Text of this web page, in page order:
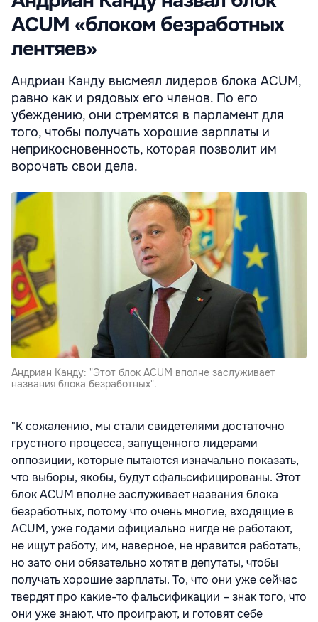
ACUM «блоком безработных
лентяев»
Андриан Канду высмеял лидеров блока ACUM,
равно как и рядовых его членов. По его
убеждению, они стремятся в парламент для
того, чтобы получать хорошие зарплаты и
неприкосновенность, которая позволит им
ворочать свои дела.
Андриан Канду: "Этот блок ACUM вполне заслуживает
названия блока безработных".
"К сожалению, мы стали свидетелями достаточно
грустного процесса, запущенного лидерами
оппозиции, которые пытаются изначально показать,
что выборы, якобы, будут сфальсифицированы. Этот
блок ACUM вполне заслуживает названия блока
безработных, потому что очень многие, входящие в
ACUM, уже годами официально нигде не работают,
не ищут работу, им, наверное, не нравится работать,
но зато они обязательно хотят в депутаты, чтобы
получать хорошие зарплаты. То, что они уже сейчас
твердят про какие-то фальсификации – знак того, что
они уже знают, что проиграют, и готовят себе